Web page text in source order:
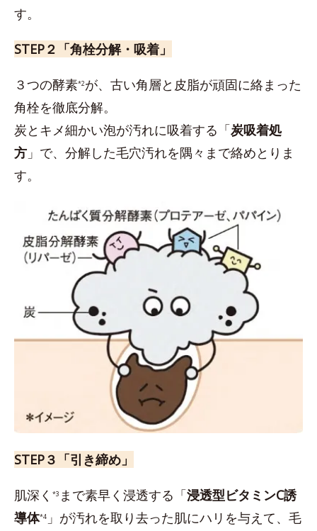
す。
STEP２「角栓分解・吸着」
３つの酵素*2が、古い角層と皮脂が頑固に絡まった
角栓を徹底分解。
炭とキメ細かい泡が汚れに吸着する「炭吸着処
方 」で、分解した毛穴汚れを隅々まで絡めとりま
す。
STEP３「引き締め」
肌深く *3 まで素早く浸透する「浸透型ビタミンC誘
導体*4 」が汚れを取り去った肌にハリを与えて、毛